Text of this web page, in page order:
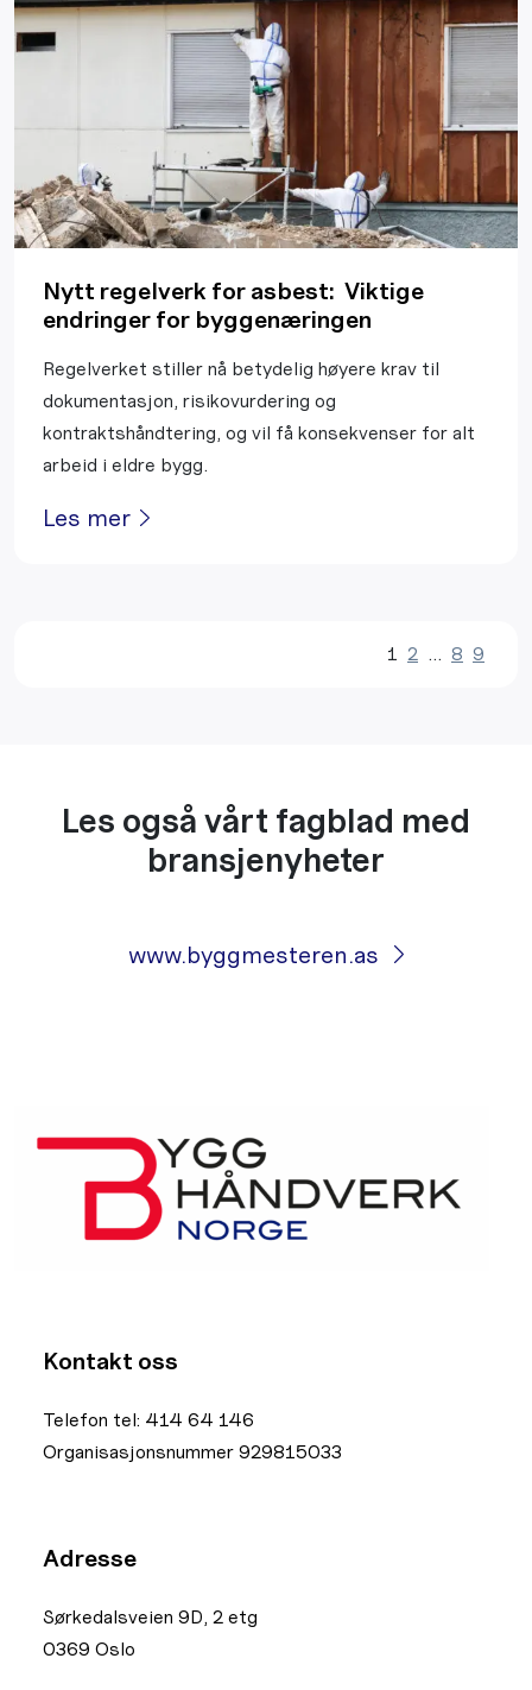
Nytt regelverk for asbest: Viktige
endringer for byggenæringen
Regelverket stiller nå betydelig høyere krav til
dokumentasjon, risikovurdering og
kontraktshåndtering, og vil få konsekvenser for alt
arbeid i eldre bygg.
Les mer
1 2 … 8 9
Les også vårt fagblad med
bransjenyheter
www.byggmesteren.as
Kontakt oss
Telefon tel: 414 64 146
Organisasjonsnummer 929815033
Adresse
Sørkedalsveien 9D, 2 etg
0369 Oslo